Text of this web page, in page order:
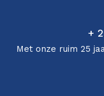
+
Met onze ruim 25